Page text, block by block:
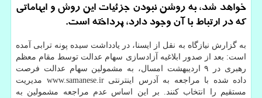
خواهد شد، به روشن نبودن جزئیات این روش و ابهاماتی
كه در ارتباط با آن وجود دارد، پرداخته است.
به گزارش نیازگاه به نقل از ایسنا، در یادداشت سیده پونه ترابی آمده
است: بعد از صدور ابلاغیه آزادسازی سهام عدالت توسط مقام معظم
رهبری در ۹ اردیبهشت امسال، به مشمولین سهام عدالت فرصت
داده شده با مراجعه به آدرس اینترنتی www.samanese.ir مدیریت
مستقیم را انتخاب کنند. بر این اساس عدم مراجعه مشمولین به